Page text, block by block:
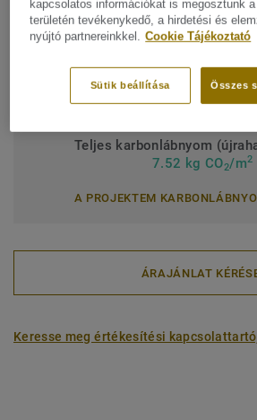
Intézményi besorolás: 42 Általános
Teljes vastagság:4,50 mm
Teljes karbonlábnyom
7.52 kg CO2/m2
A PROJEKTEM
ÁRAJÁNLAT
Keresse meg értékesítési
kapcsolatos információkat is megosztunk
területén tevékenykedő, a hirdetési és
nyújtó partnereinkkel. Cookie Tájékoztató
Összes
Sütik beállítása